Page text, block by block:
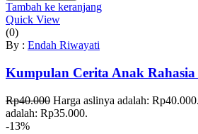
Tambah ke keranjang
Quick View
(0)
By : Endah Riwayati
Kumpulan Cerita Anak
Rp40.000 Harga aslinya adalah: Rp40.000.
adalah: Rp35.000.
-13%